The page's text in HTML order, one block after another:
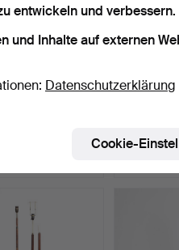
140 cm
6 Gebote
entwickeln und verbessern.
und Inhalte auf externen
Datenschutzerklärung
Cookie-